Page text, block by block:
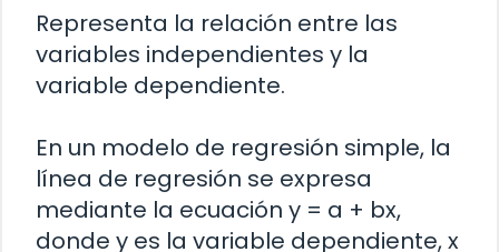
Representa la relación entre las
variables independientes y la
variable dependiente.
En un modelo de regresión simple, la
línea de regresión se expresa
mediante la ecuación y = a + bx,
donde y es la variable dependiente, x